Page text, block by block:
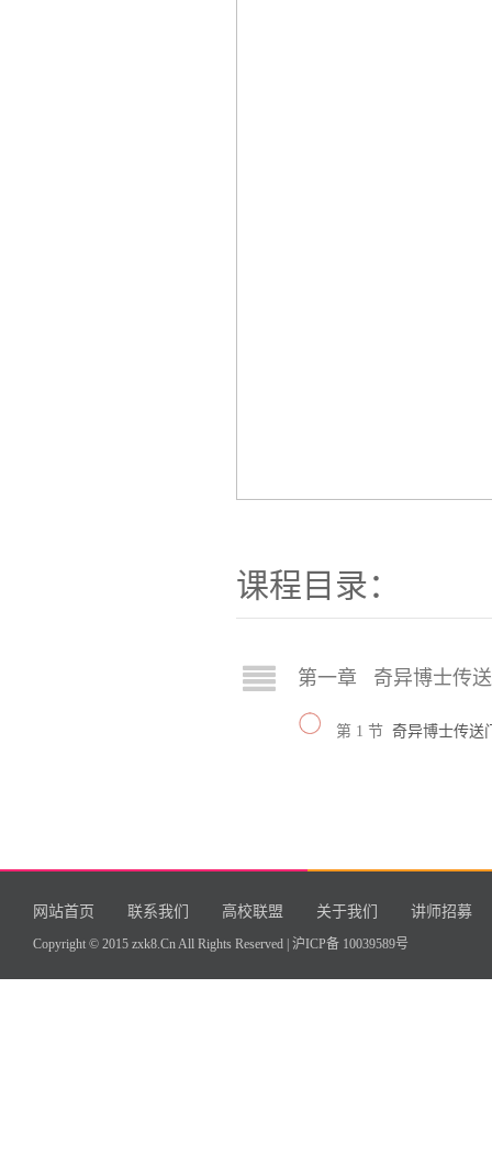
课程目录：
第一章 奇异博士传
第 1 节 奇异博士传送
网站首页 联系我们 高校联盟 关于我们 讲师招募
Copyright © 2015 zxk8.Cn All Rights Reserved | 沪ICP备 10039589号